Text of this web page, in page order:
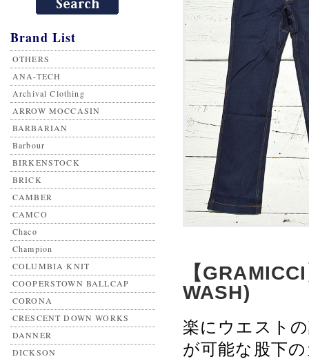
Brand List
OTHERS
ANA-TECH
Archival Clothing
ARROW MOCCASIN
BARBARIAN
Barbour
BIRKENSTOCK
BRICK
CAMBER
CAMCO
Chaco
Champion
COLUMBIA KNIT
COOPERSTOWN BALLCAP
CORONA
CRESCENT DOWN WORKS
DANNER
DICKSON
【
WASH)
楽にウエスト
が可能な股下